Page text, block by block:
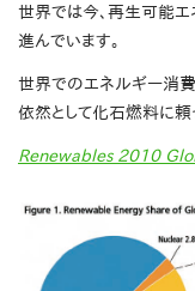
世界では今、再生可能
進んでいます。
世界でのエネルギー消費
依然として化石燃料に頼
Renewables 2010